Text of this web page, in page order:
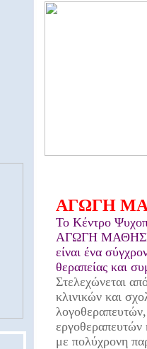
ΑΓΩΓΗ
Το Kέντρο
ΑΓΩΓΗ
είναι ένα
θεραπείας και
Στελεχώνεται
κλινικών και
εργοθεραπευτών
με πολύχρονη